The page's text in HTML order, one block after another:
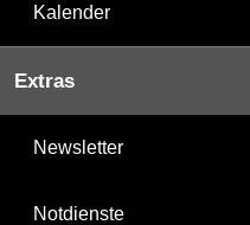
Kalender
Extras
Newsletter
Notdienste